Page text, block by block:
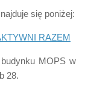
się poniżej:
RAZEM
MOPS w
28.